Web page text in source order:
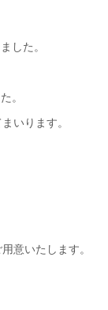
した。
。
いります。
意いたします。